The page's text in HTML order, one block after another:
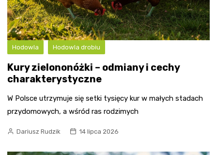
Hodowla Hodowla drobiu
Kury zielononóżki – odmiany i cechy
charakterystyczne
W Polsce utrzymuje się setki tysięcy kur w małych stadach
przydomowych, a wśród ras rodzimych
Dariusz Rudzik 14 lipca 2026